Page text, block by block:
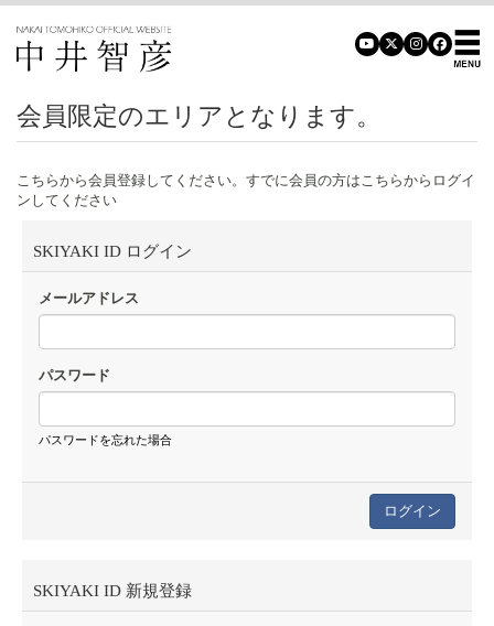
会員限定のエリアとなります。
こちらから会員登録してください。すでに会員の方はこちらからログイ
ンしてください
SKIYAKI ID ログイン
メールアドレス
パスワード
パスワードを忘れた場合
SKIYAKI ID 新規登録